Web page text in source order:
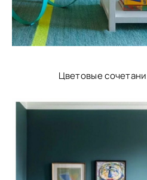
Цветовые